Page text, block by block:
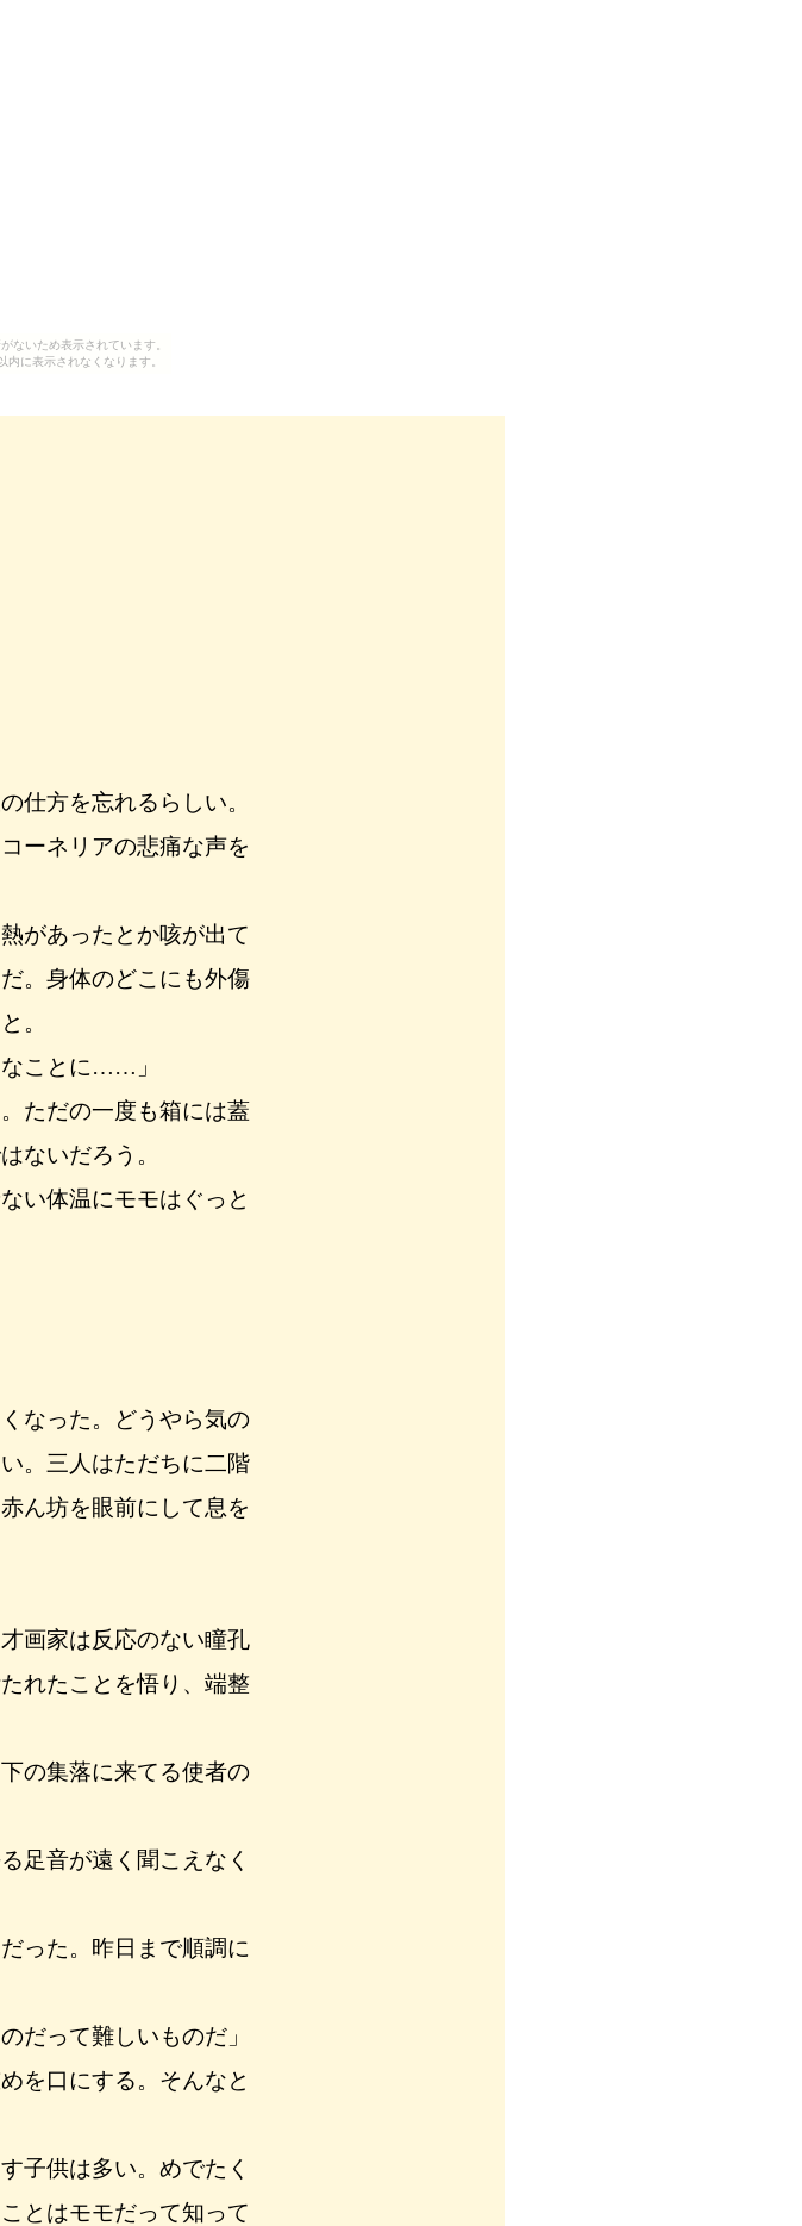
ないため表示されています。
内に表示されなくなります。
仕方を忘れるらしい。
ーネリアの悲痛な声を
があったとか咳が出て
。身体のどこにも外傷
。
なことに……」
ただの一度も箱には蓋
ないだろう。
い体温にモモはぐっと
なった。どうやら気の
。三人はただちに二階
ん坊を眼前にして息を
画家は反応のない瞳孔
れたことを悟り、端整
の集落に来てる使者の
足音が遠く聞こえなく
った。昨日まで順調に
だって難しいものだ」
を口にする。そんなと
子供は多い。めでたく
とはモモだって知って